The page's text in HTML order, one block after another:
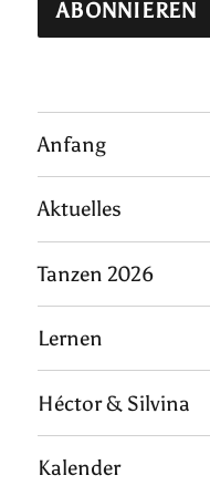
Anfang
Aktuelles
Tanzen 2026
Lernen
Héctor & Silvina
Kalender